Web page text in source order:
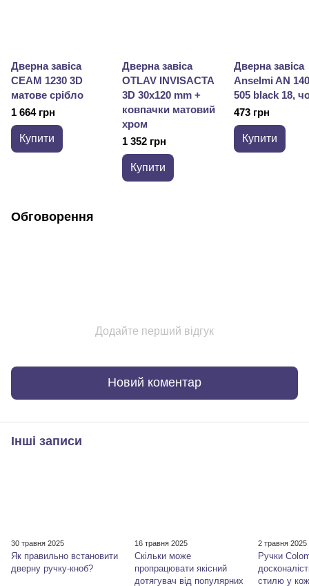
Дверна завіса
CEAM 1230 3D
матове срібло
1 664 грн
Купити
Дверна завіса
OTLAV INVISACTA
3D 30x120 mm +
ковпачки матовий
хром
1 352 грн
Купити
Дверна завіса
Anselmi AN
505 black 18,
473 грн
Купити
Обговорення
Додайте перший відгук
Новий коментар
Інші записи
30 травня 2025
Як правильно встановити
дверну ручку-кноб?
16 травня 2025
Скільки може
пропрацювати якісний
дотягувач від популярних
2 травня 2025
Ручки
стилю у